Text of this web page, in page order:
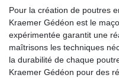
Pour la création de poutres
Kraemer Gédéon est le
expérimentée garantit une
maîtrisons les techniques
la durabilité de chaque
Kraemer Gédéon pour des